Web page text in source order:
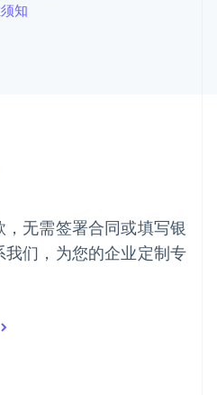
知
无需签署合同或填写银
们，为您的企业定制专